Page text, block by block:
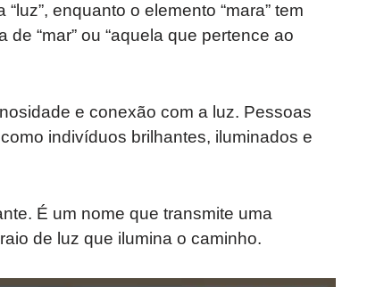
enquanto o elemento “mara” tem
“mar” ou “aquela que pertence ao
e conexão com a luz. Pessoas
indivíduos brilhantes, iluminados e
É um nome que transmite uma
de luz que ilumina o caminho.